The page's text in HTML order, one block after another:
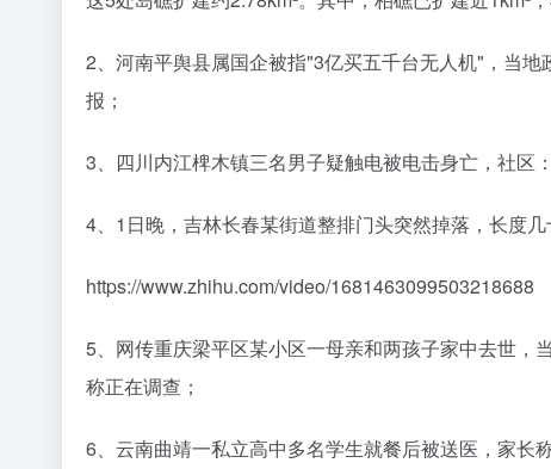
2、河南平舆县属国企被指"3亿买五千台无人机"，当
报；
3、四川内江椑木镇三名男子疑触电被电击身亡，社区
4、1日晚，吉林长春某街道整排门头突然掉落，长度
https://www.zhihu.com/video/1681463099503218688
5、网传重庆梁平区某小区一母亲和两孩子家中去世，
称正在调查；
6、云南曲靖一私立高中多名学生就餐后被送医，家长